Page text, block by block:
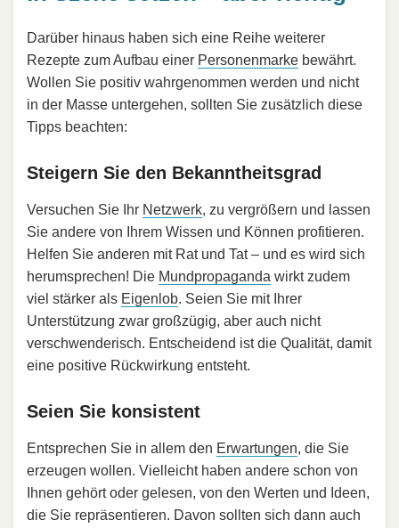
Darüber hinaus haben sich eine Reihe weiterer
Rezepte zum Aufbau einer Personenmarke bewährt.
Wollen Sie positiv wahrgenommen werden und nicht
in der Masse untergehen, sollten Sie zusätzlich diese
Tipps beachten:
Steigern Sie den Bekanntheitsgrad
Versuchen Sie Ihr Netzwerk, zu vergrößern und lassen
Sie andere von Ihrem Wissen und Können profitieren.
Helfen Sie anderen mit Rat und Tat – und es wird sich
herumsprechen! Die Mundpropaganda wirkt zudem
viel stärker als Eigenlob. Seien Sie mit Ihrer
Unterstützung zwar großzügig, aber auch nicht
verschwenderisch. Entscheidend ist die Qualität, damit
eine positive Rückwirkung entsteht.
Seien Sie konsistent
Entsprechen Sie in allem den Erwartungen, die Sie
erzeugen wollen. Vielleicht haben andere schon von
Ihnen gehört oder gelesen, von den Werten und Ideen,
die Sie repräsentieren. Davon sollten sich dann auch